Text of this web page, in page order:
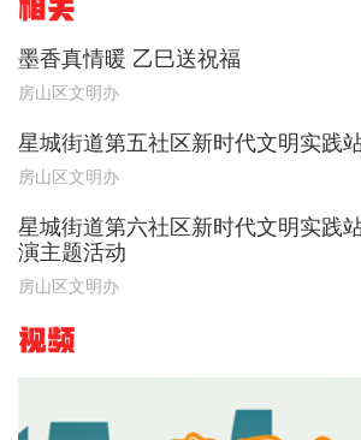
相关
墨香真情暖 乙巳送祝福
房山区文明办
星城街道第五社区新时代文明实践
房山区文明办
星城街道第六社区新时代文明实践
演主题活动
房山区文明办
视频